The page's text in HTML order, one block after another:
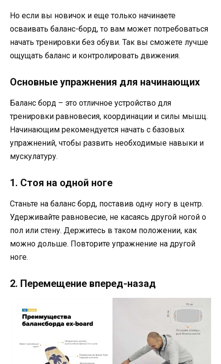
Но если вы новичок и еще только начинаете
осваивать баланс-борд, то вам может потребоваться
начать тренировки без обуви. Так вы сможете лучше
ощущать баланс и контролировать движения.
Основные упражнения для начинающих
Баланс борд – это отличное устройство для
тренировки равновесия, координации и силы мышц.
Начинающим рекомендуется начать с базовых
упражнений, чтобы развить необходимые навыки и
мускулатуру.
1. Стоя на одной ноге
Станьте на баланс борд, поставив одну ногу в центр.
Удерживайте равновесие, не касаясь другой ногой о
пол или стену. Держитесь в таком положении, как
можно дольше. Повторите упражнение на другой
ноге.
2. Перемещение вперед-назад